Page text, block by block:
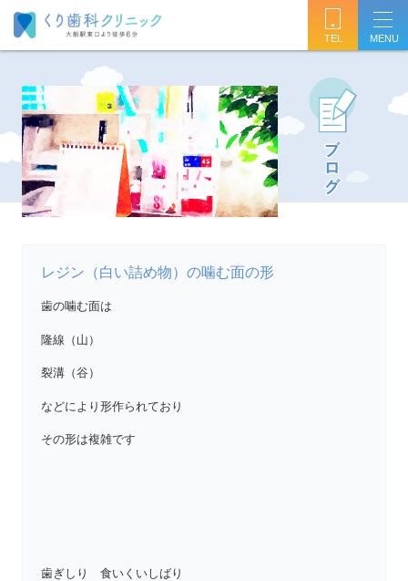
TEL
レジン（白い詰め物）の噛む面の形
歯の噛む面は
隆線（山）
裂溝（谷）
などにより形作られており
その形は複雑です
歯ぎしり 食いくいしばり